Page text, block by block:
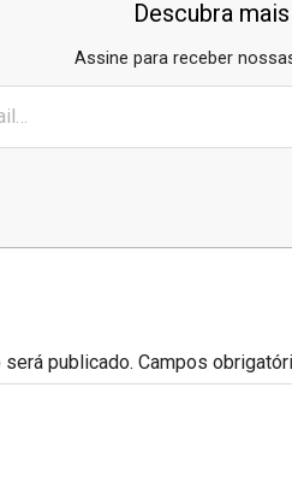
Descubra
Assine para receber
publicado. Campos